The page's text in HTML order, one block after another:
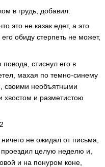
в грудь, добавил:
это не казак едет, а это
обиду стерпеть не может,
стиснул его в
махая по темно-синему
своими необъятными
хвостом и разметистою
не ожидал от письма,
целую неделю и,
и на понуром коне,